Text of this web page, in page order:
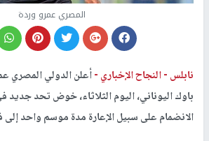
المصري عمرو وردة
نابلس -النجاح الإخباري -أعلن الدولي المصري
باوك اليوناني، اليوم الثلاثاء، خوض تحد
الانضمام على سبيل الإعارة مدة موسم واحد